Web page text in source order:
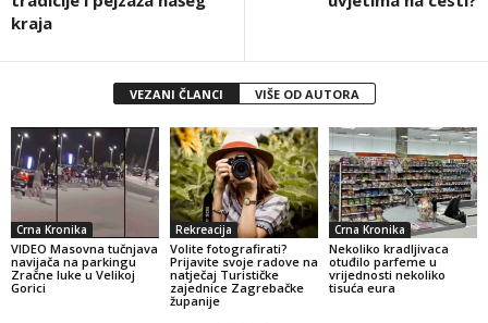
kraja
VEZANI ČLANCI VIŠE OD AUTORA
Crna Kronika
VIDEO Masovna tučnjava
navijača na parkingu
Zračne luke u Velikoj
Gorici
Rekreacija
Volite fotografirati?
Prijavite svoje radove na
natječaj Turističke
zajednice Zagrebačke
županije
Crna Kronika
Nekoliko kradljivaca
otuđilo parfeme u
vrijednosti nekoliko
tisuća eura